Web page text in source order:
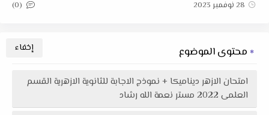
28 نوفمبر 2023 (0)
محتوى الموضوع
امتحان الازهر ديناميكا + نموذج الاجابة للثانوية الازهرية القسم
العلمى 2022 مستر نعمة الله رشاد